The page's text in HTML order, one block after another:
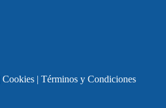
Cookies| Términos y Condiciones